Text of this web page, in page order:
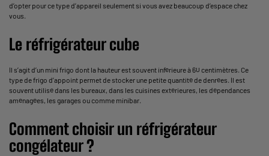
d’opter pour ce type d’appareil seulement si vous avez beaucoup d’espace chez
vous.
Le réfrigérateur cube
Il s’agit d’un mini frigo dont la hauteur est souvent inférieure à 60 centimètres. Ce
type de frigo d’appoint permet de stocker une petite quantité de denrées. Il est
souvent utilisé dans les bureaux, dans les cuisines extérieures, les dépendances
aménagées, les garages ou comme minibar.
Comment choisir un réfrigérateur
congélateur ?